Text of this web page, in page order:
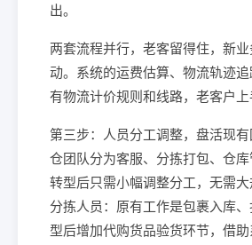
出。
两套流程并行，老客留得住，新
动。系统的运费估算、物流轨迹
有物流计价规则和线路，老客户上
第三步：人员分工调整，盘活现
仓团队分为客服、分拣打包、仓库
转型后只需小幅调整分工，无需
分拣人员：原有工作是包裹入库
型后增加代购货品验货环节，借